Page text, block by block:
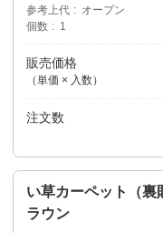
参考上代
オープン
個数
1
販売価格
（単価 × 入数）
注文数
い草カーペット
ラウン